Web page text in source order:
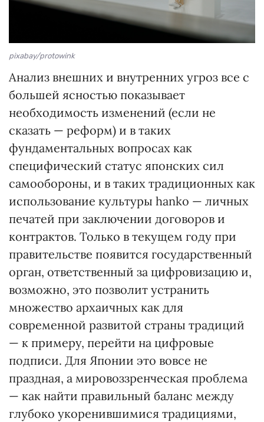
pixabay/protowink
Анализ внешних и внутренних угроз все с
большей ясностью показывает
необходимость изменений (если не
сказать — реформ) и в таких
фундаментальных вопросах как
специфический статус японских сил
самообороны, и в таких традиционных как
использование культуры hanko — личных
печатей при заключении договоров и
контрактов. Только в текущем году при
правительстве появится государственный
орган, ответственный за цифровизацию и,
возможно, это позволит устранить
множество архаичных как для
современной развитой страны традиций
— к примеру, перейти на цифровые
подписи. Для Японии это вовсе не
праздная, а мировоззренческая проблема
— как найти правильный баланс между
глубоко укоренившимися традициями,